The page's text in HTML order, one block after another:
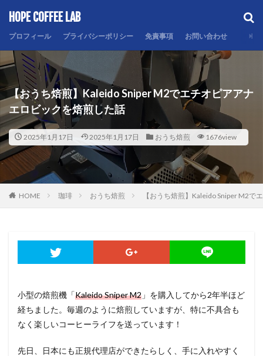
HOPE COFFEE LAB
プロフィール プライバシーポリシー 免責事項 お問い合わせ
【おうち焙煎】Kaleido Sniper M2でエチオピアアナ
エロビックを焙煎した話
2025年1月17日 2025年1月17日 おうち焙煎 1676view
HOME 珈琲 おうち焙煎 【おうち焙煎】Kaleido Sniper M2で
小型の焙煎機「Kaleido Sniper M2 」を購入してから2年半ほど
経ちました。毎週のように焙煎していますが、特に不具合も
なく楽しいコーヒーライフを送っています！
先日、日本にも正規代理店ができたらしく、手に入れやすく
カテゴリー
検索